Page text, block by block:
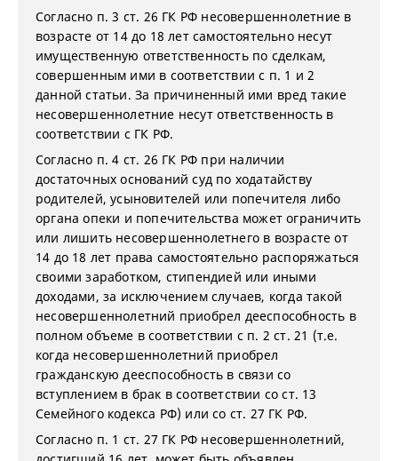
Согласно п. 3 ст. 26 ГК РФ несовершеннолетние в
возрасте от 14 до 18 лет самостоятельно несут
имущественную ответственность по сделкам,
совершенным ими в соответствии с п. 1 и 2
данной статьи. За причиненный ими вред такие
несовершеннолетние несут ответственность в
соответствии с ГК РФ.
Согласно п. 4 ст. 26 ГК РФ при наличии
достаточных оснований суд по ходатайству
родителей, усыновителей или попечителя либо
органа опеки и попечительства может ограничить
или лишить несовершеннолетнего в возрасте от
14 до 18 лет права самостоятельно распоряжаться
своими заработком, стипендией или иными
доходами, за исключением случаев, когда такой
несовершеннолетний приобрел дееспособность в
полном объеме в соответствии с п. 2 ст. 21 (т.е.
когда несовершеннолетний приобрел
гражданскую дееспособность в связи со
вступлением в брак в соответствии со ст. 13
Семейного кодекса РФ) или со ст. 27 ГК РФ.
Согласно п. 1 ст. 27 ГК РФ несовершеннолетний,